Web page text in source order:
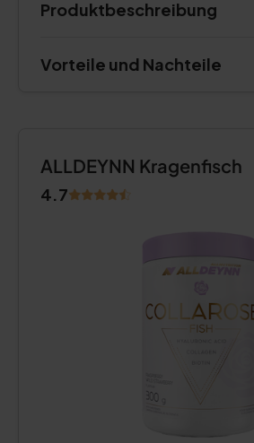
Produktbeschreibung
Vorteile und Nachteile
ALLDEYNN Kragenfisch
4.7